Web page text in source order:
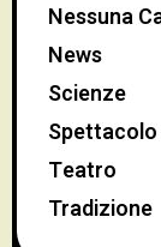
Nessuna
News
Scienze
Spettacolo
Teatro
Tradizione